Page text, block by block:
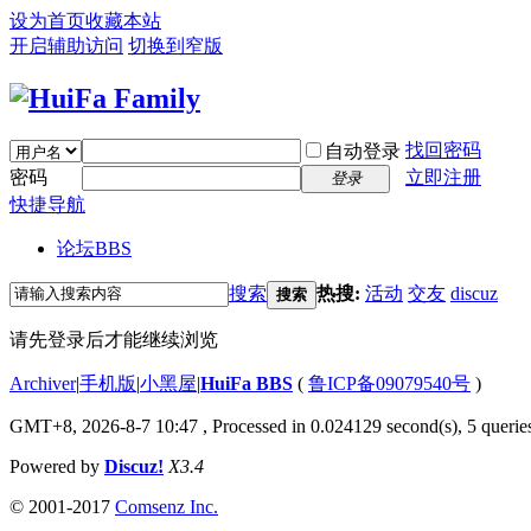
设为首页收藏本站
开启辅助访问 切换到窄版
自动登录 找回密码
密码
登录
立即注册
快捷导航
论坛BBS
搜索 搜索 热搜: 活动 交友 discuz
请先登录后才能继续浏览
Archiver|手机版|小黑屋|HuiFa BBS ( 鲁ICP备09079540号 )
GMT+8, 2026-8-7 10:47 , Processed in 0.024129 second(s), 5
Powered by Discuz! X3.4
© 2001-2017 Comsenz Inc.